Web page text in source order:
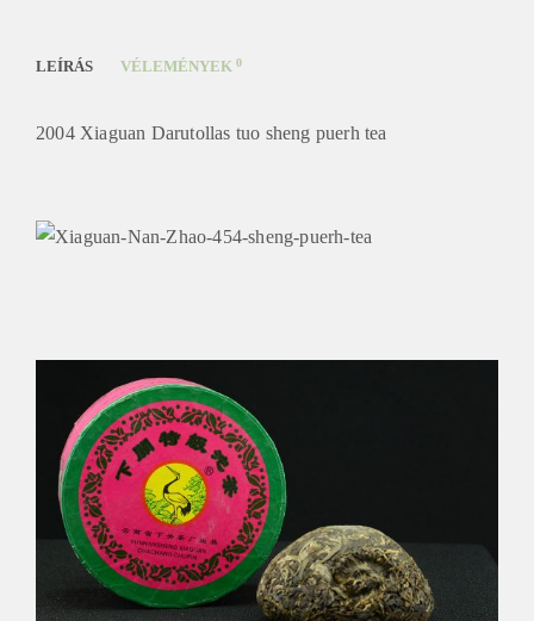
LEÍRÁS VÉLEMÉNYEK 0
2004 Xiaguan Darutollas tuo sheng puerh tea